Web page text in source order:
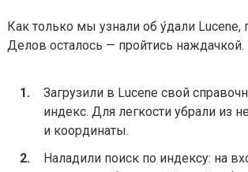
Как только мы узнали об у́дали
Делов осталось — пройтись наждачкой.
Загрузили в Lucene свой
индекс. Для легкости убрали из
и координаты.
Наладили поиск по индексу: на